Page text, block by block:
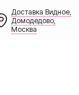
Доставка Видное,
Домодедово,
Москва